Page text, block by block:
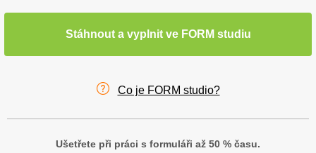
Stáhnout a vyplnit ve FORM studiu
Co je FORM studio?
Ušetřete při práci s formuláři až 50 % času.